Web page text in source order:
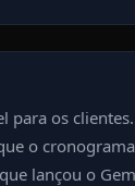
os
o
lançou o